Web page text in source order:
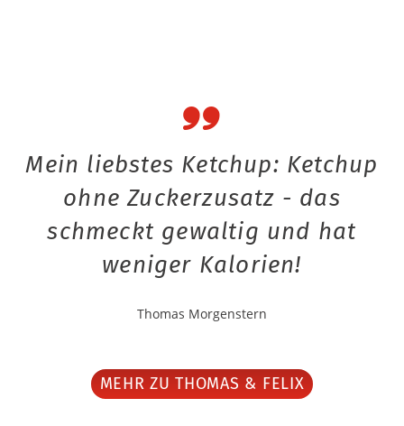
Mein liebstes Ketchup: Ketchup
ohne Zuckerzusatz - das
schmeckt gewaltig und hat
weniger Kalorien!
Thomas Morgenstern
MEHR ZU THOMAS & FELIX